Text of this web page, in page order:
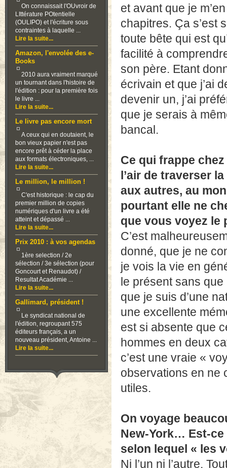
On connaissait l'OUvroir de
LIttérature POtentielle
(OULIPO) et l'écriture sous
contraintes à laquelle ...
Lire la suite...
Amazon, l'envolée des e-
Books
2010 aura vraiment marqué
un tournant dans l'histoire de
l'édition : pour la première fois
le livre ...
Lire la suite...
Le livre pas encore mort
A ceux qui en doutaient, le
bon vieux papier n'est pas
encore prêt à céder la place
aux formats électroniques, ...
Lire la suite...
Le million, le million !
C'est historique : le cap du
premier million de copies
numériques d'un livre a été
atteint et dépassé ...
Lire la suite...
Prix 2010 : à vos agendas
1ère selection / 2e
sélection / 3e sélection (pour
Goncourt et Renaudot) /
Resultat Académie ...
Lire la suite...
Gallimard, président !
Le syndicat national de
l'édition, regroupant 575
éditeurs français, a un
nouveau président, Antoine ...
Lire la suite...
et avant que je
chapitres. Ça s’est
toute bête qui est
facilité à
son père. Etant
écrivain et que j’ai
devenir un, j’ai
que je serais à
bancal.
Ce qui frappe
l’air de traverser
aux autres, au
pourtant elle ne
que vous voyez le
C’est
donné, que je ne
je vois la vie en
le présent sans que
que je suis d’une
une excellente
est si absente que
hommes en deux
c’est une vraie «
observations en ne
utiles.
On voyage
New-York… Est-ce
selon lequel « les
Ni l’un ni l’autre.